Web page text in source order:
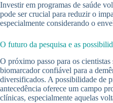
Investir em programas de saúde
pode ser crucial para reduzir o
especialmente considerando o
O futuro da pesquisa e as
O próximo passo para os
biomarcador confiável para a
diversificados. A possibilidade de
antecedência oferece um campo
clínicas, especialmente aquelas